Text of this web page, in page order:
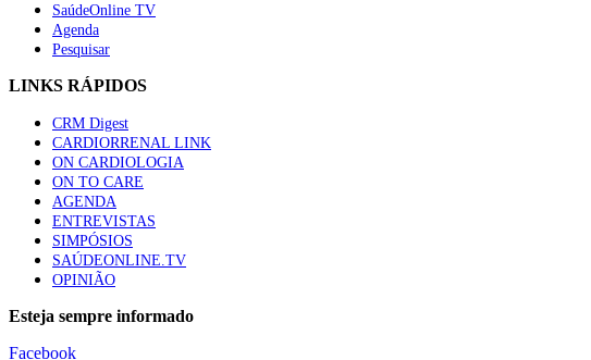
SaúdeOnline TV
Agenda
Pesquisar
LINKS RÁPIDOS
CRM Digest
CARDIORRENAL LINK
ON CARDIOLOGIA
ON TO CARE
AGENDA
ENTREVISTAS
SIMPÓSIOS
SAÚDEONLINE.TV
OPINIÃO
Esteja sempre informado
Facebook